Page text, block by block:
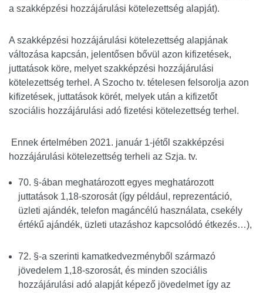
a szakképzési hozzájárulási kötelezettség alapját).
A szakképzési hozzájárulási kötelezettség alapjának
változása kapcsán, jelentősen bővül azon kifizetések,
juttatások köre, melyet szakképzési hozzájárulási
kötelezettség terhel. A Szocho tv. tételesen felsorolja azon
kifizetések, juttatások körét, melyek után a kifizetőt
szociális hozzájárulási adó fizetési kötelezettség terhel.
Ennek értelmében 2021. január 1-jétől szakképzési
hozzájárulási kötelezettség terheli az Szja. tv.
70. §-ában meghatározott egyes meghatározott
juttatások 1,18-szorosát (így például, reprezentáció,
üzleti ajándék, telefon magáncélú használata, csekély
értékű ajándék, üzleti utazáshoz kapcsolódó étkezés…),
72. §-a szerinti kamatkedvezményből származó
jövedelem 1,18-szorosát, és minden szociális
hozzájárulási adó alapját képező jövedelmet így az